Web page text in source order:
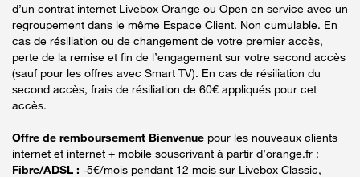
d’un contrat internet Livebox Orange ou Open en service avec un
regroupement dans le même Espace Client. Non cumulable. En
cas de résiliation ou de changement de votre premier accès,
perte de la remise et fin de l’engagement sur votre second accès
(sauf pour les offres avec Smart TV). En cas de résiliation du
second accès, frais de résiliation de 60€ appliqués pour cet
accès.
Offre de remboursement Bienvenue pour les nouveaux clients
internet et internet + mobile souscrivant à partir d’orange.fr :
Fibre/ADSL : -5€/mois pendant 12 mois sur Livebox Classic,